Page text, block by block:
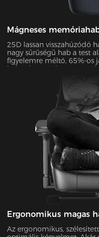
Mágneses
25D lassan visszahúzódó
nagy sűrűségű hab a test
figyelemre méltó, 65%-os
habunk egyenletesen
Ergonomikus magas
Az ergonomikus,